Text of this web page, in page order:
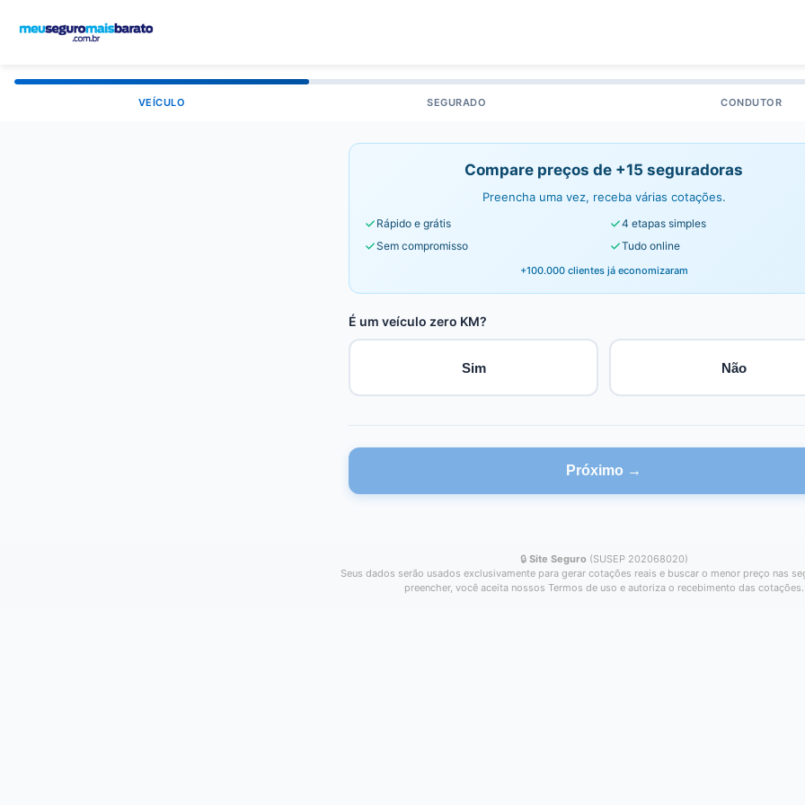
VEÍCULO SEGURADO CONDUTOR
Compare preços de +15 seguradoras
Preencha uma vez, receba várias cotações.
Rápido e grátis
4 etapas simples
Sem compromisso
Tudo online
+100.000 clientes já economizaram
É um veículo zero KM?
Sim Não
Próximo →
🔒 Site Seguro (SUSEP 202068020)
Seus dados serão usados exclusivamente para gerar cotações reais e buscar o menor preço nas
preencher, você aceita nossos Termos de uso e autoriza o recebimento das cotações.